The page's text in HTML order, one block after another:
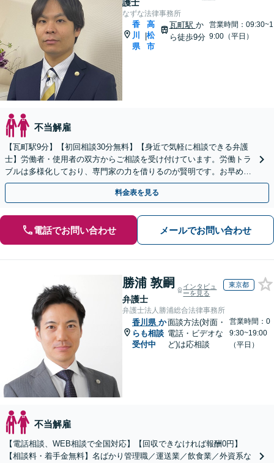
護士
なずな法律事務所
香
川
県
|
高
松
市
瓦町駅 か
ら徒歩9分
営業時間：09:30~1
9:00（平日）
不当解雇
【瓦町駅9分】【初回相談30分無料】【身近で気軽に相談できる弁護
士】労働者・使用者の双方からご相談を受け付けています。労働トラ
ブルは多様化しており、専門家の力を借りるのが賢明です。お早めに
ご相談ください。【電話相談可】【休日・夜間対応】
料金表を見る
電話でお問い合わせ メールでお問い合わせ
勝浦 敦嗣
弁護士
インタビュ
ーを見る
東京都
弁護士法人勝浦総合法律事務所
香川県 か
らも相談
受付中
面談方法(対面・
電話・ビデオな
ど)は応相談
営業時間：0
9:30~19:00
（平日）
不当解雇
【電話相談、WEB相談で全国対応】【回収できなければ報酬0円】
【相談料・着手金無料】名ばかり管理職／運送業／飲食業／外資系な